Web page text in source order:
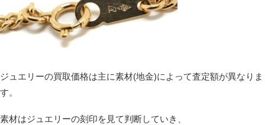
ジュエリーの買取価格は主に素材(地金)によって査定額が異なりま
す。
素材はジュエリーの刻印を見て判断していき、